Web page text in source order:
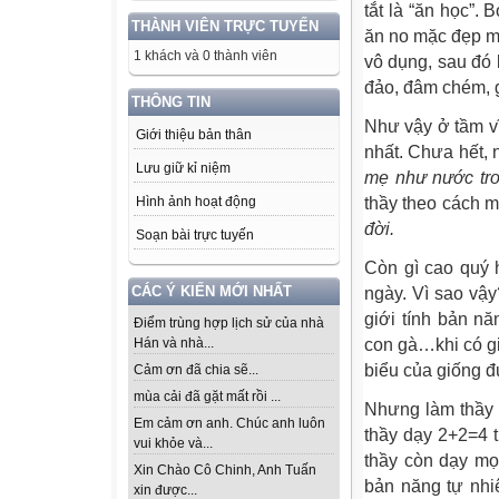
THÀNH VIÊN TRỰC TUYẾN
1 khách và 0 thành viên
THÔNG TIN
Giới thiệu bản thân
Lưu giữ kỉ niệm
Hình ảnh hoạt động
Soạn bài trực tuyến
CÁC Ý KIẾN MỚI NHẤT
Điểm trùng hợp lịch sử của nhà
Hán và nhà...
Cảm ơn đã chia sẽ...
mùa cải đã gặt mất rồi ...
Em cảm ơn anh. Chúc anh luôn
vui khỏe và...
Xin Chào Cô Chinh, Anh Tuấn
xin được...
tắt là “ăn học”.
ăn no mặc đẹp
vô dụng, sau
đảo, đâm
Như vậy ở tầm
nhất. Chưa hết,
mẹ như nước
thầy theo cách
đời.
Còn gì cao quý
ngày. Vì sao
giới tính bản
con gà…khi có
biểu của giống
Nhưng làm
thầy dạy 2+2=4
thầy còn dạy
bản năng tự